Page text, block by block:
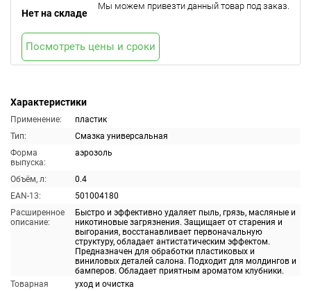
Характеристики
Применение:
пластик
Тип:
Смазка универсальная
Форма
выпуска:
аэрозоль
Объём, л:
0.4
EAN-13:
501004180
Расширенное
описание:
Быстро и эффективно удаляет пыль, грязь, масляные и
никотиновые загрязнения. Защищает от старения и
выгорания, восстанавливает первоначальную
структуру, обладает антистатическим эффектом.
Предназначен для обработки пластиковых и
виниловых деталей салона. Подходит для молдингов и
бамперов. Обладает приятным ароматом клубники.
Товарная
уход и очистка
Нет на складе
Мы можем привезти данный товар под заказ.
Посмотреть цены и сроки